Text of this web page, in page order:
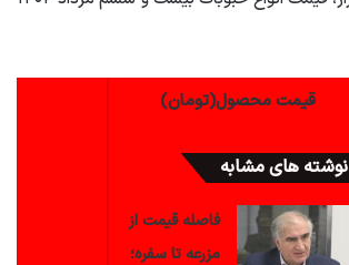
قیمت محصول(تومان)
نوشته های مشابه
فاصله قیمت از
مزرعه تا سفره؛